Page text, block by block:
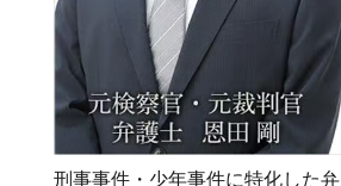
刑事事件・少年事件に特化した弁